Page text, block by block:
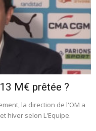
M€ prêtée ?
la direction de l'OM a
hiver selon L'Equipe.